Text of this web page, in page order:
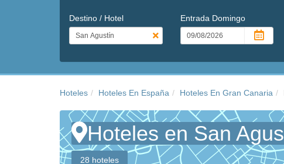
Destino / Hotel Entrada Domingo
Hoteles Hoteles En España Hoteles En Gran Canaria
Hoteles en San
28 hoteles